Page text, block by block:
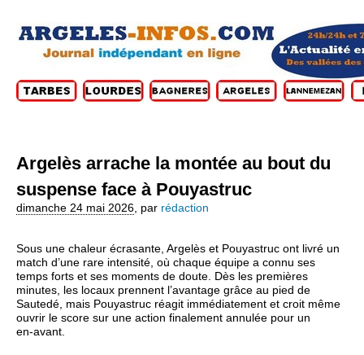
Argelès arrache la montée au bout du
suspense face à Pouyastruc
dimanche 24 mai 2026 par rédaction
Sous une chaleur écrasante, Argelès et Pouyastruc ont livré un
match d’une rare intensité, où chaque équipe a connu ses
temps forts et ses moments de doute. Dès les premières
minutes, les locaux prennent l’avantage grâce au pied de
Sautedé, mais Pouyastruc réagit immédiatement et croit même
ouvrir le score sur une action finalement annulée pour un
en‑avant.